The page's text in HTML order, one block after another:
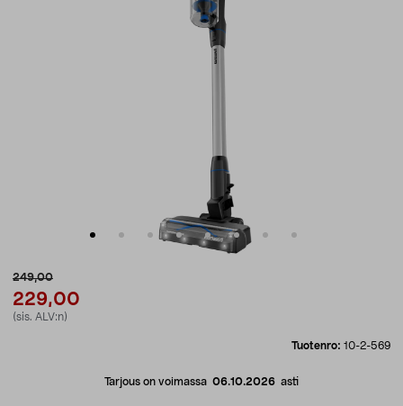
249,00
229,00
(sis. ALV:n)
Tuotenro: 10-2-569
Tarjous on voimassa 06.10.2026 asti